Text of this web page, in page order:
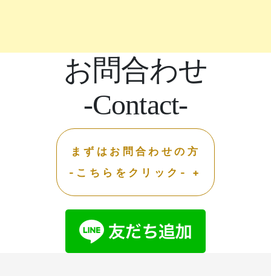
お問合わせ
-Contact-
まずはお問合わせの方
-こちらをクリック- +